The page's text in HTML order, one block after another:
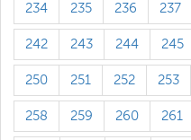
234 235 236 237
242 243 244 245
250 251 252 253
258 259 260 261